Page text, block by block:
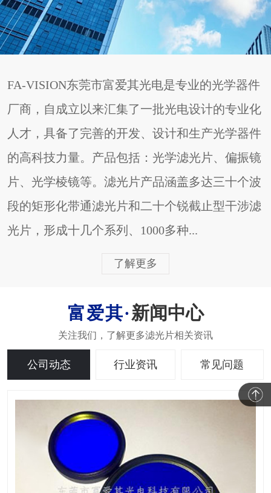
FA-VISION东莞市富爱其光电是专业的光学器件
厂商，自成立以来汇集了一批光电设计的专业化
人才，具备了完善的开发、设计和生产光学器件
的高科技力量。产品包括：光学滤光片、偏振镜
片、光学棱镜等。滤光片产品涵盖多达三十个波
段的矩形化带通滤光片和二十个锐截止型干涉滤
光片，形成十几个系列、1000多种...
了解更多
新闻中心
公司动态 行业资讯 常见问题